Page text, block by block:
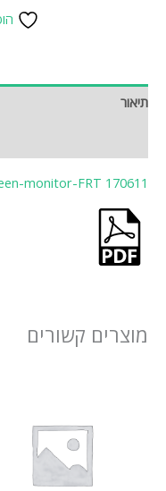
תיאור
monitor-FRT 170611
מוצרים קשורים